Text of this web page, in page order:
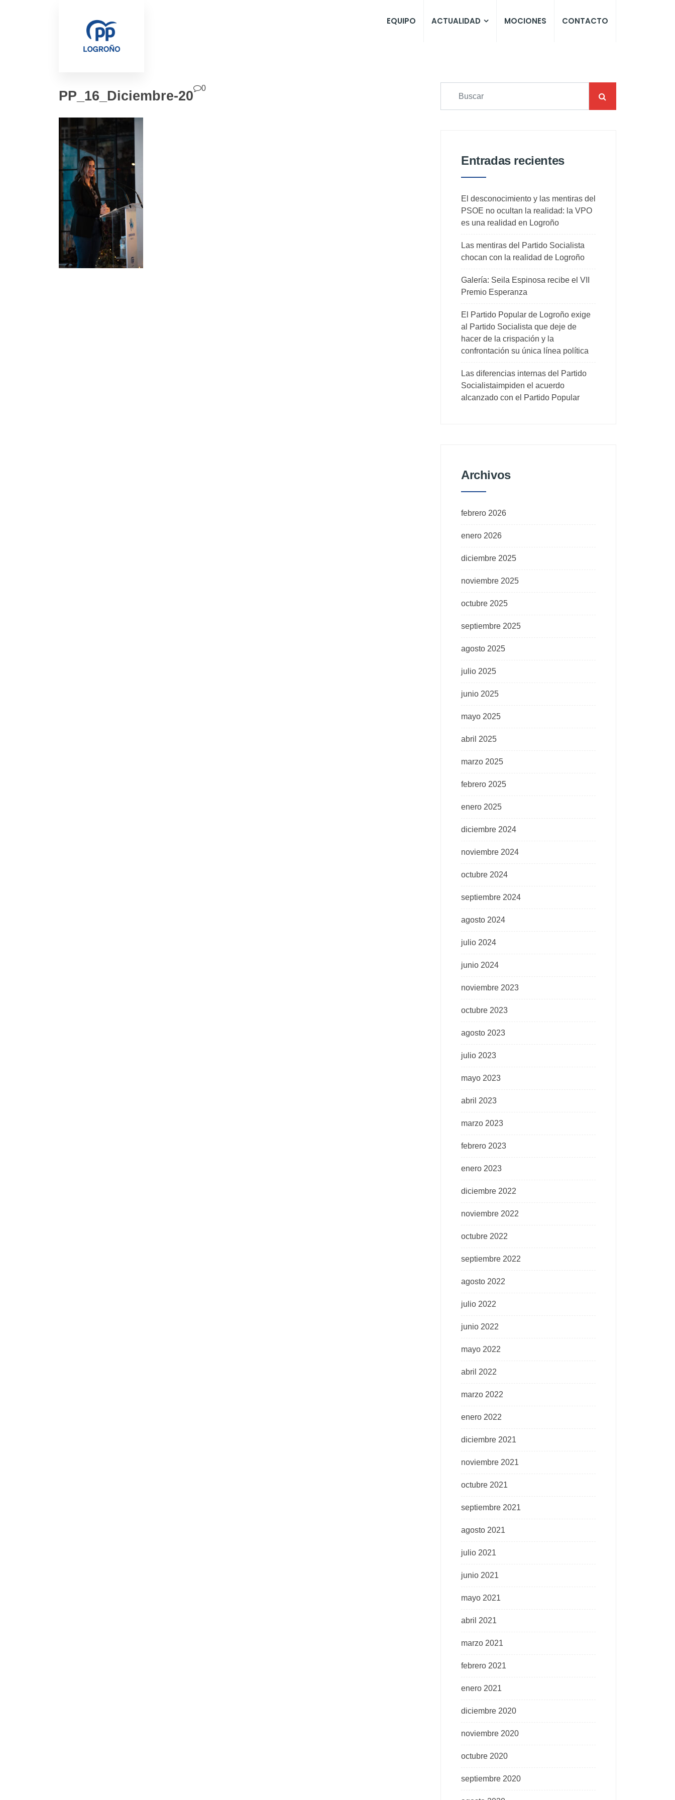
EQUIPO ACTUALIDAD MOCIONES CONTACTO
PP_16_Diciembre-20 0
Entradas recientes
El desconocimiento y las mentiras del
PSOE no ocultan la realidad: la VPO
es una realidad en Logroño
Las mentiras del Partido Socialista
chocan con la realidad de Logroño
Galería: Seila Espinosa recibe el VII
Premio Esperanza
El Partido Popular de Logroño exige
al Partido Socialista que deje de
hacer de la crispación y la
confrontación su única línea política
Las diferencias internas del Partido
Socialistaimpiden el acuerdo
alcanzado con el Partido Popular
Archivos
febrero 2026
enero 2026
diciembre 2025
noviembre 2025
octubre 2025
septiembre 2025
agosto 2025
julio 2025
junio 2025
mayo 2025
abril 2025
marzo 2025
febrero 2025
enero 2025
diciembre 2024
noviembre 2024
octubre 2024
septiembre 2024
agosto 2024
julio 2024
junio 2024
noviembre 2023
octubre 2023
agosto 2023
julio 2023
mayo 2023
abril 2023
marzo 2023
febrero 2023
enero 2023
diciembre 2022
noviembre 2022
octubre 2022
septiembre 2022
agosto 2022
julio 2022
junio 2022
mayo 2022
abril 2022
marzo 2022
enero 2022
diciembre 2021
noviembre 2021
octubre 2021
septiembre 2021
agosto 2021
julio 2021
junio 2021
mayo 2021
abril 2021
marzo 2021
febrero 2021
enero 2021
diciembre 2020
noviembre 2020
octubre 2020
septiembre 2020